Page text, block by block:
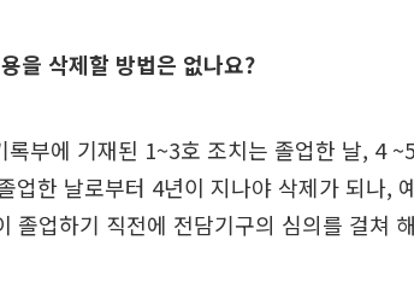
을 삭제할 방법은 없나요?
록부에 기재된 1~3호 조치는 졸업한 날, 4
업한 날로부터 4년이 지나야 삭제가 되나,
졸업하기 직전에 전담기구의 심의를 걸쳐